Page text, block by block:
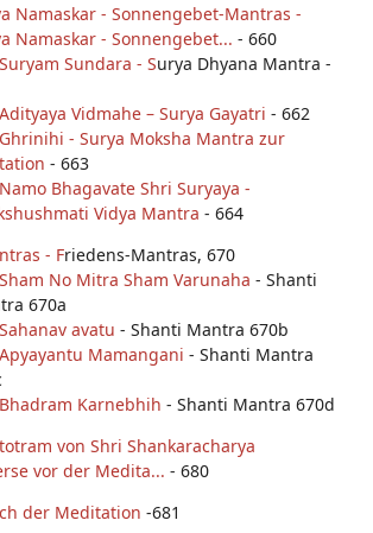
Namaskar - Sonnengebet-Mantras -
Namaskar - Sonnengebet... - 660
Sundara - Surya Dhyana Mantra -
Vidmahe – Surya Gayatri - 662
- Surya Moksha Mantra zur
- 663
Bhagavate Shri Suryaya -
Vidya Mantra - 664
- Friedens-Mantras, 670
No Mitra Sham Varunaha - Shanti
670a
avatu - Shanti Mantra 670b
Mamangani - Shanti Mantra
Karnebhih - Shanti Mantra 670d
von Shri Shankaracharya
vor der Medita... - 680
der Meditation -681